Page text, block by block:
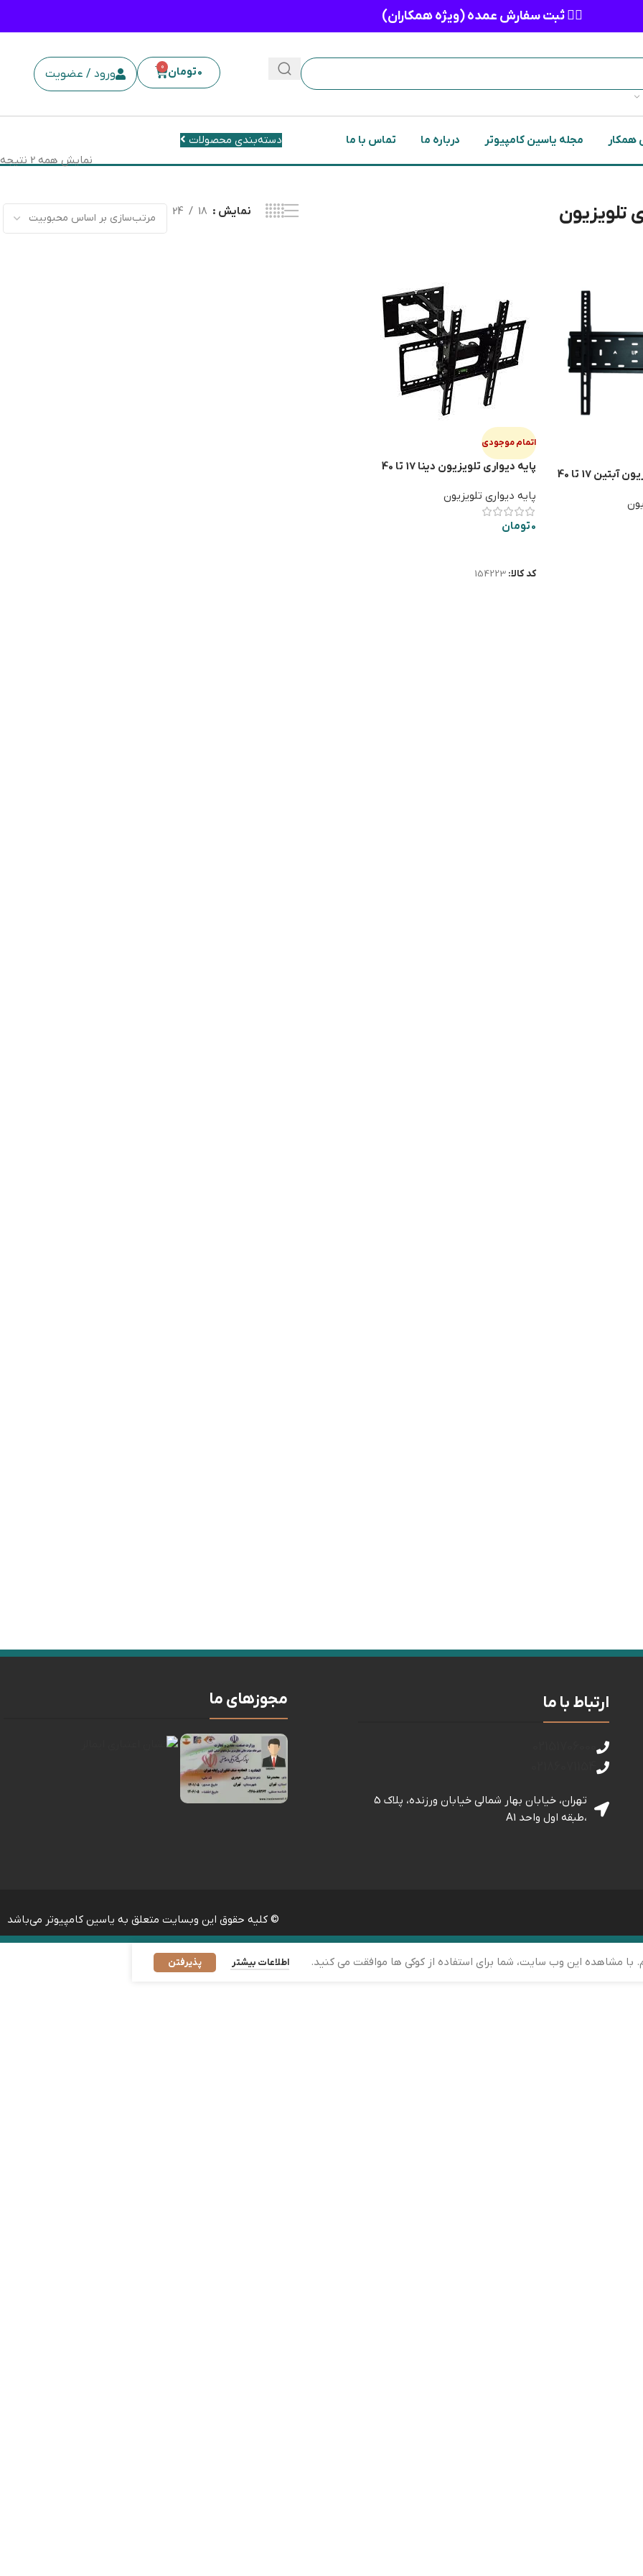
👈🏻 ثبت سفارش عمده (ویژه همکاران)
0تومان 0
ورود / عضویت
مجله یاسین کامپیوتر درباره ما تماس با ما
دسته‌بندی محصولات
نمایش همه 2 نتیجه
تلویزیون نمایش 18
24
پایه دیواری تلویزیون آبتین 17 تا 40
اتمام موجودی
پایه دیواری تلویزیون دینا 17 تا 40
پایه دیواری تلویزیون
0تومان
کد کالا: 154223
ارتباط با ما
02151706000
02186071154
تهران، خیابان بهار شمالی خيابان ورزنده، پلاک 5
،طبقه اول واحد A1
مجوزهای ما
© کلیه حقوق این وبسایت متعلق به یاسین کامپیوتر می‌باشد
با مشاهده این وب سایت، شما برای استفاده از کوکی ها موافقت می کنید. اطلاعات بیشتر پذیرفتن